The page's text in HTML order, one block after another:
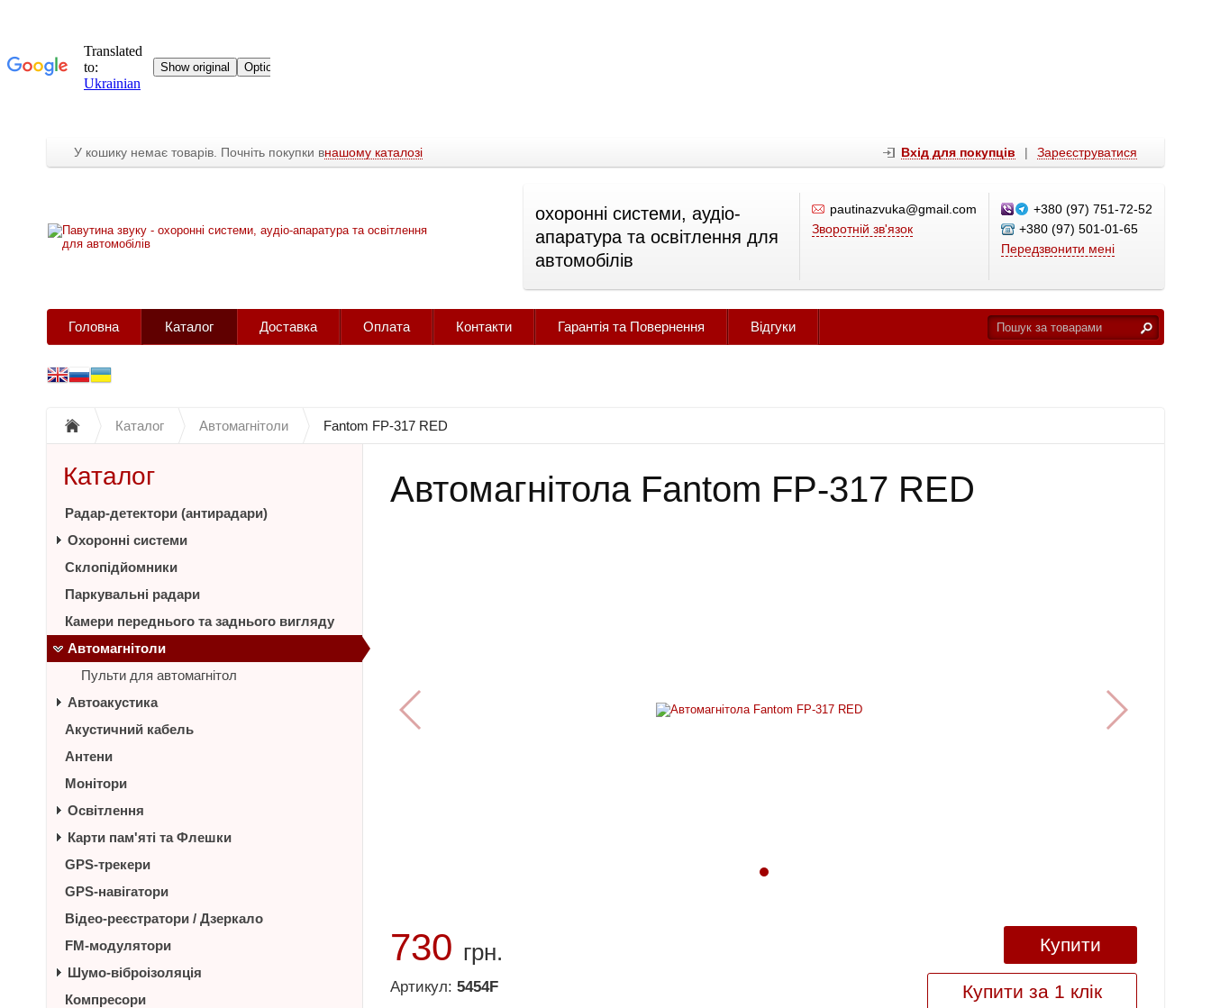
У кошику немає товарів. Почніть покупки внашому каталозі Вхід для покупців | Зареєструватися
охоронні системи, аудіо-
апаратура та освітлення для
автомобілів
pautinazvuka@gmail.com
Зворотній зв'язок
+380 (97) 751-72-52
+380 (97) 501-01-65
Передзвонити мені
Головна Каталог Доставка Оплата Контакти Гарантія та Повернення Відгуки
Каталог Автомагнітоли Fantom FP-317 RED
Автомагнітола Fantom FP-317 RED
730 грн.
Артикул: 5454F
Купити
Купити за 1 клік
Каталог
Радар-детектори (антирадари)
Охоронні системи
Склопідйомники
Паркувальні радари
Камери переднього та заднього вигляду
Автомагнітоли
Пульти для автомагнітол
Автоакустика
Акустичний кабель
Антени
Монітори
Освітлення
Карти пам'яті та Флешки
GPS-трекери
GPS-навігатори
Відео-реєстратори / Дзеркало
FM-модулятори
Шумо-віброізоляція
Компресори